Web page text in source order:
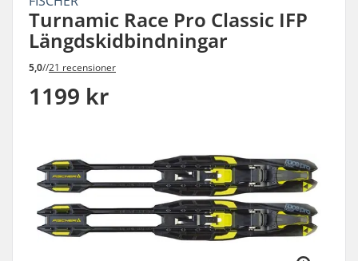
Turnamic Race Pro Classic IFP
Längdskidbindningar
5,0//21 recensioner
1199 kr